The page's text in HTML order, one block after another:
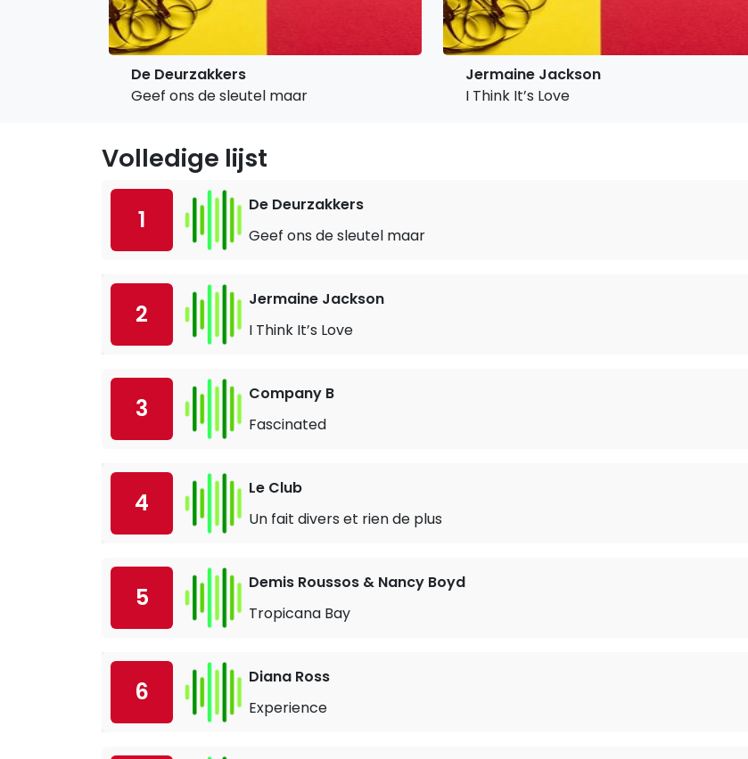
De Deurzakkers
Geef ons de sleutel maar
Jermaine Jackson
I Think It’s Love
Volledige lijst
1
De Deurzakkers
Geef ons de sleutel maar
2
Jermaine Jackson
I Think It’s Love
3
Company B
Fascinated
4
Le Club
Un fait divers et rien de plus
5
Demis Roussos & Nancy Boyd
Tropicana Bay
6
Diana Ross
Experience